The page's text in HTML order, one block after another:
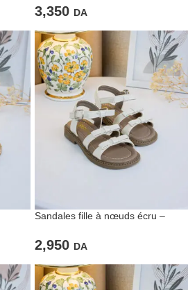
3,350 DA
Sandales fille à nœuds écru –
quotidien, enfant
2,950 DA